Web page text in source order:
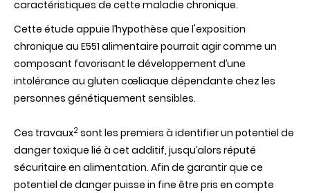
caractéristiques de cette maladie chronique.
Cette étude appuie l’hypothèse que l'exposition
chronique au E551 alimentaire pourrait agir comme un
composant favorisant le développement d’une
intolérance au gluten cœliaque dépendante chez les
personnes génétiquement sensibles.
Ces travaux2 sont les premiers à identifier un potentiel de
danger toxique lié à cet additif, jusqu’alors réputé
sécuritaire en alimentation. Afin de garantir que ce
potentiel de danger puisse in fine être pris en compte